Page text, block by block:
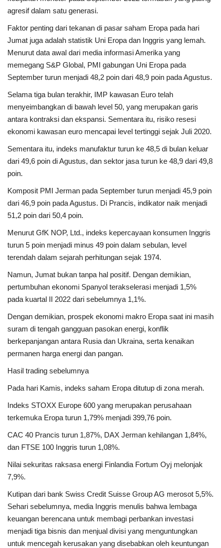
agresif dalam satu generasi.
Faktor penting dari tekanan di pasar saham Eropa pada hari
Jumat juga adalah statistik Uni Eropa dan Inggris yang lemah.
Menurut data awal dari media informasi Amerika yang
memegang S&P Global, PMI gabungan Uni Eropa pada
September turun menjadi 48,2 poin dari 48,9 poin pada Agustus.
Selama tiga bulan terakhir, IMP kawasan Euro telah
menyeimbangkan di bawah level 50, yang merupakan garis
antara kontraksi dan ekspansi. Sementara itu, risiko resesi
ekonomi kawasan euro mencapai level tertinggi sejak Juli 2020.
Sementara itu, indeks manufaktur turun ke 48,5 di bulan keluar
dari 49,6 poin di Agustus, dan sektor jasa turun ke 48,9 dari 49,8
poin.
Komposit PMI Jerman pada September turun menjadi 45,9 poin
dari 46,9 poin pada Agustus. Di Prancis, indikator naik menjadi
51,2 poin dari 50,4 poin.
Menurut GfK NOP, Ltd., indeks kepercayaan konsumen Inggris
turun 5 poin menjadi minus 49 poin dalam sebulan, level
terendah dalam sejarah perhitungan sejak 1974.
Namun, Jumat bukan tanpa hal positif. Dengan demikian,
pertumbuhan ekonomi Spanyol terakselerasi menjadi 1,5%
pada kuartal II 2022 dari sebelumnya 1,1%.
Dengan demikian, prospek ekonomi makro Eropa saat ini masih
suram di tengah gangguan pasokan energi, konflik
berkepanjangan antara Rusia dan Ukraina, serta kenaikan
permanen harga energi dan pangan.
Hasil trading sebelumnya
Pada hari Kamis, indeks saham Eropa ditutup di zona merah.
Indeks STOXX Europe 600 yang merupakan perusahaan
terkemuka Eropa turun 1,79% menjadi 399,76 poin.
CAC 40 Prancis turun 1,87%, DAX Jerman kehilangan 1,84%,
dan FTSE 100 Inggris turun 1,08%.
Nilai sekuritas raksasa energi Finlandia Fortum Oyj melonjak
7,9%.
Kutipan dari bank Swiss Credit Suisse Group AG merosot 5,5%.
Sehari sebelumnya, media Inggris menulis bahwa lembaga
keuangan berencana untuk membagi perbankan investasi
menjadi tiga bisnis dan menjual divisi yang menguntungkan
untuk mencegah kerusakan yang disebabkan oleh keuntungan